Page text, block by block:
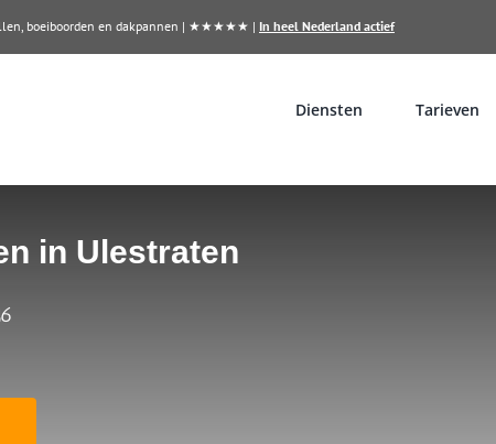
boeiboorden en dakpannen | ★★★★★ | In heel Nederland actief
Diensten Tarieven
in Ulestraten